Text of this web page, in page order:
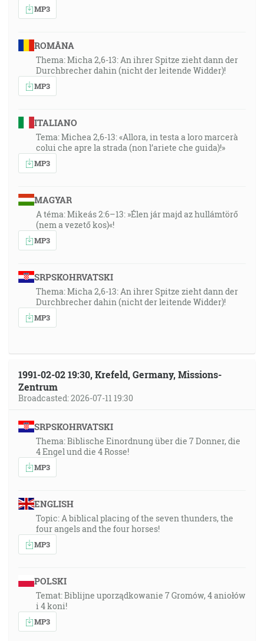
MP3
ROMÂNA
Thema: Micha 2,6-13: An ihrer Spitze zieht dann der
Durchbrecher dahin (nicht der leitende Widder)!
MP3
ITALIANO
Tema: Michea 2,6-13: «Allora, in testa a loro marcerà
colui che apre la strada (non l’ariete che guida)!»
MP3
MAGYAR
A téma: Mikeás 2:6–13: »Élen jár majd az hullámtörő
(nem a vezető kos)«!
MP3
SRPSKOHRVATSKI
Thema: Micha 2,6-13: An ihrer Spitze zieht dann der
Durchbrecher dahin (nicht der leitende Widder)!
MP3
1991-02-02 19:30, Krefeld, Germany, Missions-
Zentrum
Broadcasted: 2026-07-11 19:30
SRPSKOHRVATSKI
Thema: Biblische Einordnung über die 7 Donner, die
4 Engel und die 4 Rosse!
MP3
ENGLISH
Topic: A biblical placing of the seven thunders, the
four angels and the four horses!
MP3
POLSKI
Temat: Biblijne uporządkowanie 7 Gromów, 4 aniołów
i 4 koni!
MP3